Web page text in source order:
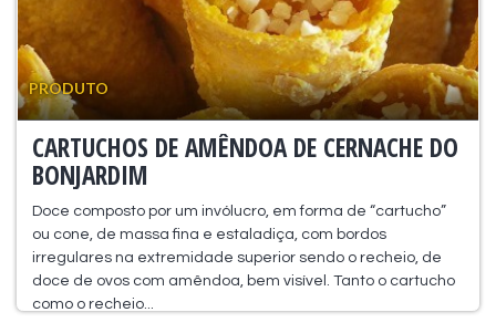
PRODUTO
CARTUCHOS DE AMÊNDOA DE CERNACHE DO
BONJARDIM
Doce composto por um invólucro, em forma de “cartucho”
ou cone, de massa fina e estaladiça, com bordos
irregulares na extremidade superior sendo o recheio, de
doce de ovos com amêndoa, bem visível. Tanto o cartucho
como o recheio...